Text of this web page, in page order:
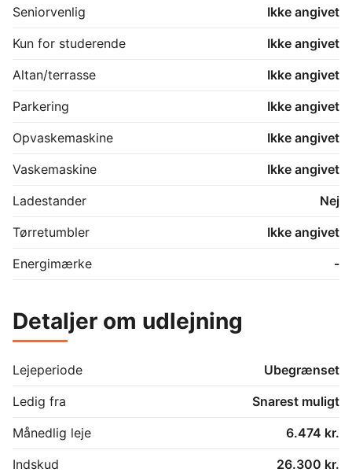
Seniorvenlig
Ikke angivet
Kun for studerende
Ikke angivet
Altan/terrasse
Ikke angivet
Parkering
Ikke angivet
Opvaskemaskine
Ikke angivet
Vaskemaskine
Ikke angivet
Ladestander
Nej
Tørretumbler
Ikke angivet
Energimærke
-
Detaljer om udlejning
Lejeperiode
Ubegrænset
Ledig fra
Snarest muligt
Månedlig leje
6.474 kr.
Indskud
26.300 kr.